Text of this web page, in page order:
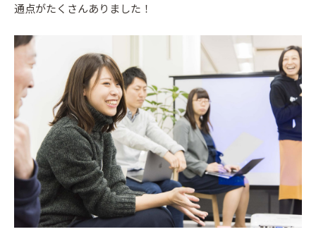
通点がたくさんありました！